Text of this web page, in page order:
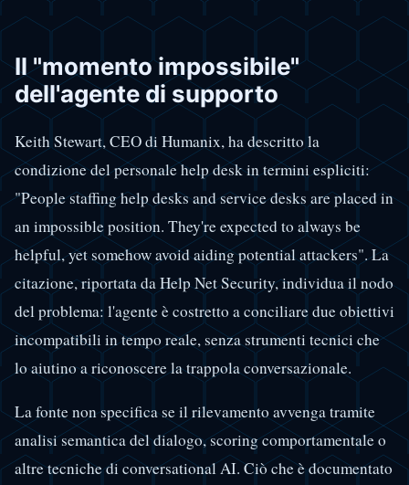
Il "momento impossibile"
dell'agente di supporto
Keith Stewart, CEO di Humanix, ha descritto la
condizione del personale help desk in termini espliciti:
"People staffing help desks and service desks are placed in
an impossible position. They're expected to always be
helpful, yet somehow avoid aiding potential attackers". La
citazione, riportata da Help Net Security, individua il nodo
del problema: l'agente è costretto a conciliare due obiettivi
incompatibili in tempo reale, senza strumenti tecnici che
lo aiutino a riconoscere la trappola conversazionale.
La fonte non specifica se il rilevamento avvenga tramite
analisi semantica del dialogo, scoring comportamentale o
altre tecniche di conversational AI. Ciò che è documentato